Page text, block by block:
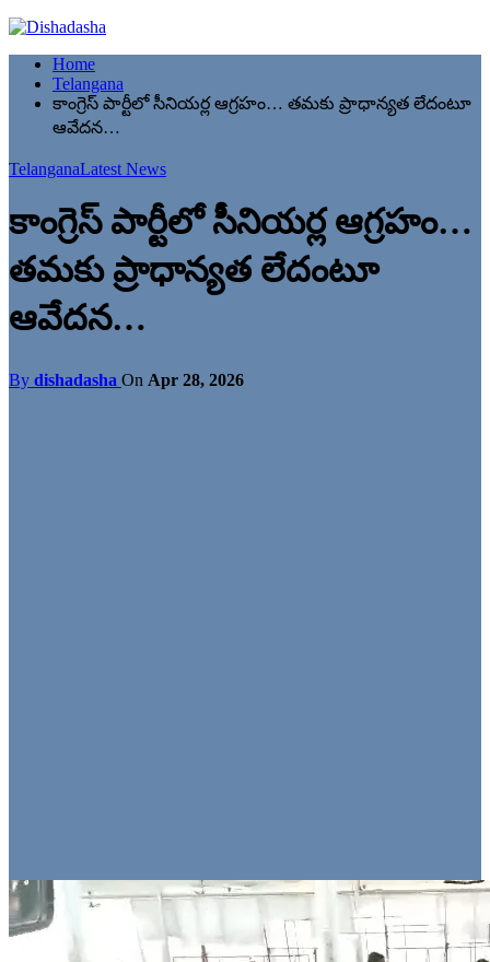
Home
Telangana
కాంగ్రెస్ పార్టీలో సీనియర్ల ఆగ్రహం… తమకు ప్రాధాన్యత లేదంటూ
ఆవేదన…
TelanganaLatest News
కాంగ్రెస్ పార్టీలో సీనియర్ల ఆగ్రహం…
తమకు ప్రాధాన్యత లేదంటూ
ఆవేదన…
By dishadasha On Apr 28, 2026